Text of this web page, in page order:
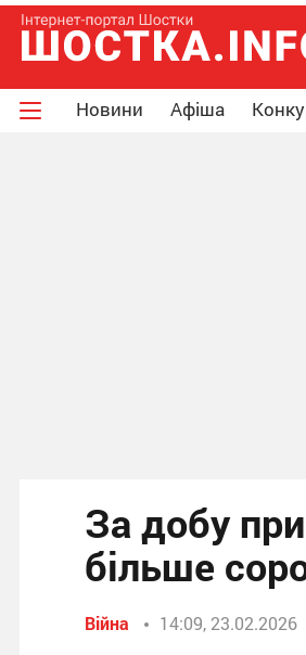
Новини Афіша
За добу
більше
Війна 14:09, 23.02.2026